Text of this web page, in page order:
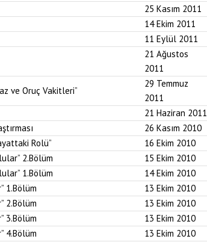
25 Kasım 2011
14 Ekim 2011
11 Eylül 2011
21 Ağustos
2011
ve Oruç Vakitleri”
29 Temmuz
2011
21 Haziran 2011
26 Kasım 2010
Rolü” 16 Ekim 2010
2.Bölüm 15 Ekim 2010
1.Bölüm 14 Ekim 2010
1.Bölüm 13 Ekim 2010
2.Bölüm 13 Ekim 2010
3.Bölüm 13 Ekim 2010
4.Bölüm 13 Ekim 2010